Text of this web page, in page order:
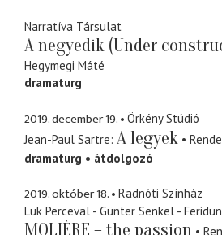
Narratíva Társulat
A negyedik (Under
Hegymegi Máté
dramaturg
2019. december 19.
Örkény Stúdió
Jean-Paul Sartre A legyek
dramaturg
átdolgozó
2019. október 18.
Radnóti Színház
Luk Perceval - Günter Senkel -
MOLIÈRE – the passion